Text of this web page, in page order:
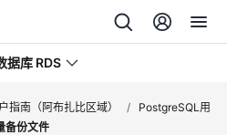
据库 RDS
指南（阿布扎比区域） /
PostgreSQL用
备份文件